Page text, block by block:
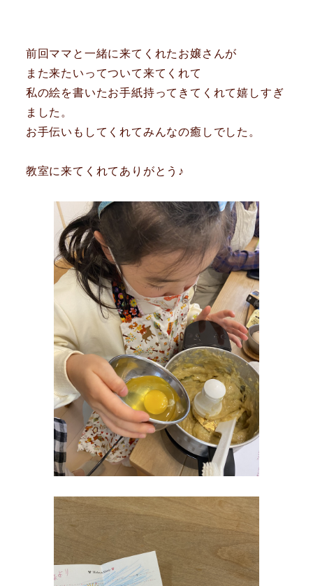
前回ママと一緒に来てくれたお嬢さんが
また来たいってついて来てくれて
私の絵を書いたお手紙持ってきてくれて嬉しすぎ
ました。
お手伝いもしてくれてみんなの癒しでした。
教室に来てくれてありがとう♪